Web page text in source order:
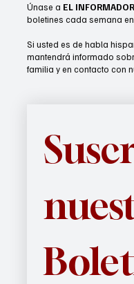
Únase a EL
boletines cada semana
Si usted es de habla
mantendrá informado
familia y en contacto con